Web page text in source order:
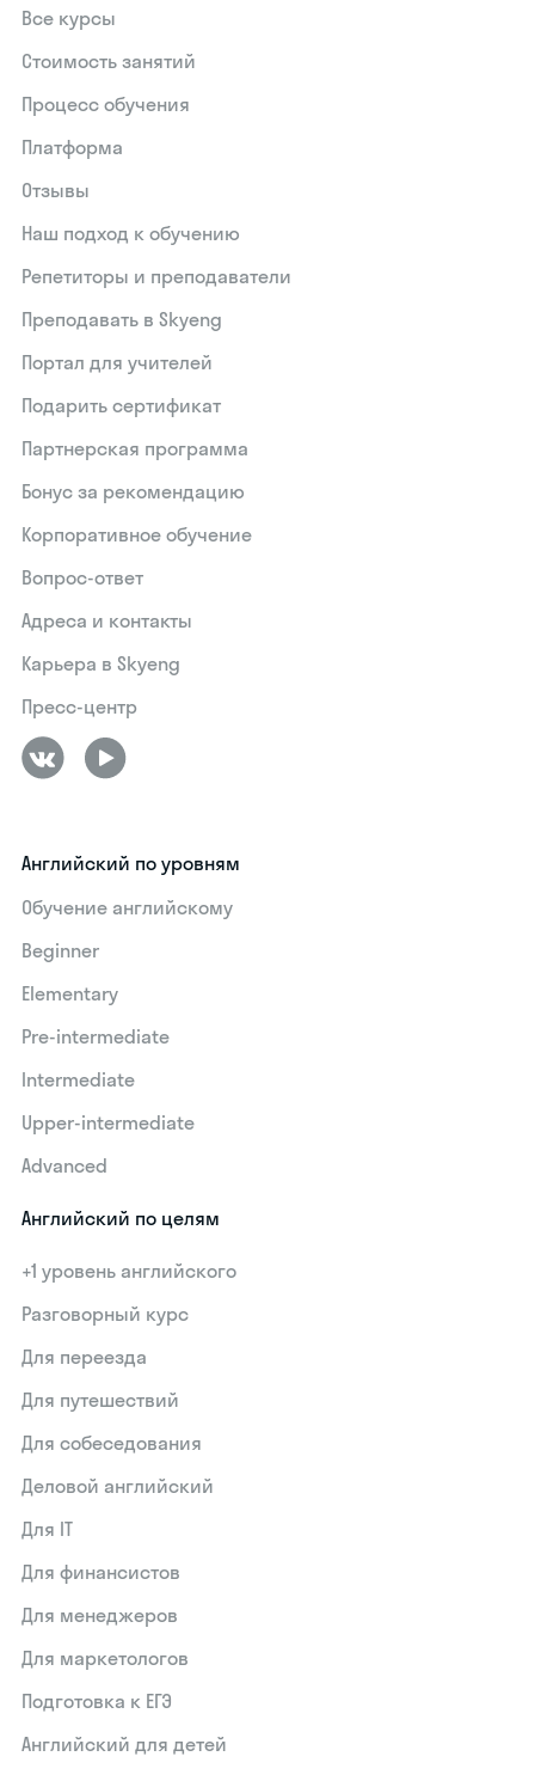
Все курсы
Стоимость занятий
Процесс обучения
Платформа
Отзывы
Наш подход к обучению
Репетиторы и преподаватели
Преподавать в Skyeng
Портал для учителей
Подарить сертификат
Партнерская программа
Бонус за рекомендацию
Корпоративное обучение
Вопрос-ответ
Адреса и контакты
Карьера в Skyeng
Пресс-центр
Английский по уровням
Обучение английскому
Beginner
Elementary
Pre-intermediate
Intermediate
Upper-intermediate
Advanced
Английский по целям
+1 уровень английского
Разговорный курс
Для переезда
Для путешествий
Для собеседования
Деловой английский
Для IT
Для финансистов
Для менеджеров
Для маркетологов
Подготовка к ЕГЭ
Английский для детей